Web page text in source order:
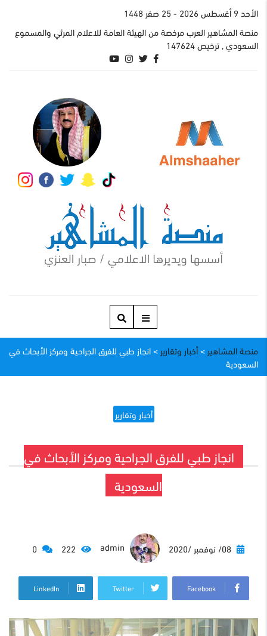
اﻷحد 9 أغسطس 2026
- 25 صفر 1448
منصة المشاهير العرب مرخصة من الهيئة العامة للاعلام المرئي والمسموع
السعودي , ترخيص 147624
منصة المشاهير >أخبار وتقارير > انجاز طبي للفرق الجراحية ومركز الأبحاث في
السعودية
أخبار وتقارير
انجاز طبي للفرق الجراحية ومركز الأبحاث في
السعودية
08/ نوفمبر /2020
Facebook
Twitter
LinkedIn